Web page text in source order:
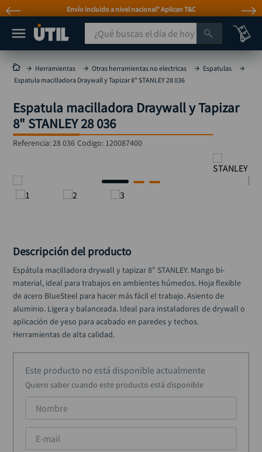
Envío incluido a nivel nacional* Aplican T&C
¿Qué buscas el día de hoy?
Herramientas Otras herramientas no electricas
Espatulas
Espatula macilladora Draywall y Tapizar 8" STANLEY 28 036
Espatula macilladora Draywall y Tapizar
8" STANLEY 28 036
Referencia:28 036 Codigo: 120087400
Descripción del producto
Espátula macilladora drywall y tapizar 8" STANLEY. Mango bi-
material, ideal para trabajos en ambientes húmedos. Hoja flexible
de acero BlueSteel para hacer más fácil el trabajo. Asiento de
aluminio. Ligera y balanceada. Ideal para instaladores de drywall o
aplicación de yeso para acabado en paredes y techos.
Herramientas de alta calidad.
Este producto no está disponible actualmente
Quiero saber cuando este producto está disponible
MÁS BUSCADOS
taladro
taladros pulidoras
compresor
llave
ruteadora
rueda
alicate